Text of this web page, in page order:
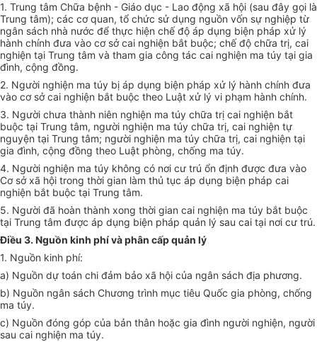
1. Trung tâm Chữa bệnh - Giáo dục - Lao động xã hội (sau đây gọi là
Trung tâm); các cơ quan, tổ chức sử dụng nguồn vốn sự nghiệp từ
ngân sách nhà nước để thực hiện chế độ áp dụng biện pháp xử lý
hành chính đưa vào cơ sở cai nghiện bắt buộc; chế độ chữa trị, cai
nghiện tại Trung tâm và tham gia công tác cai nghiện ma túy tại gia
đình, cộng đồng.
2. Người nghiện ma túy bị áp dụng biện pháp xử lý hành chính đưa
vào cơ sở cai nghiện bắt buộc theo Luật xử lý vi phạm hành chính.
3. Người chưa thành niên nghiện ma túy chữa trị cai nghiện bắt
buộc tại Trung tâm, người nghiện ma túy chữa trị, cai nghiện tự
nguyện tại Trung tâm; người nghiện ma túy chữa trị, cai nghiện tại
gia đình, cộng đồng theo Luật phòng, chống ma túy.
4. Người nghiện ma túy không có nơi cư trú ổn định được đưa vào
Cơ sở xã hội trong thời gian làm thủ tục áp dụng biện pháp cai
nghiện bắt buộc tại Trung tâm.
5. Người đã hoàn thành xong thời gian cai nghiện ma túy bắt buộc
tại Trung tâm được áp dụng biện pháp quản lý sau cai tại nơi cư trú.
Điều 3. Nguồn kinh phí và phân cấp quản lý
1. Nguồn kinh phí:
a) Nguồn dự toán chi đảm bảo xã hội của ngân sách địa phương.
b) Nguồn ngân sách Chương trình mục tiêu Quốc gia phòng, chống
ma túy.
c) Nguồn đóng góp của bản thân hoặc gia đình người nghiện, người
sau cai nghiện ma túy.